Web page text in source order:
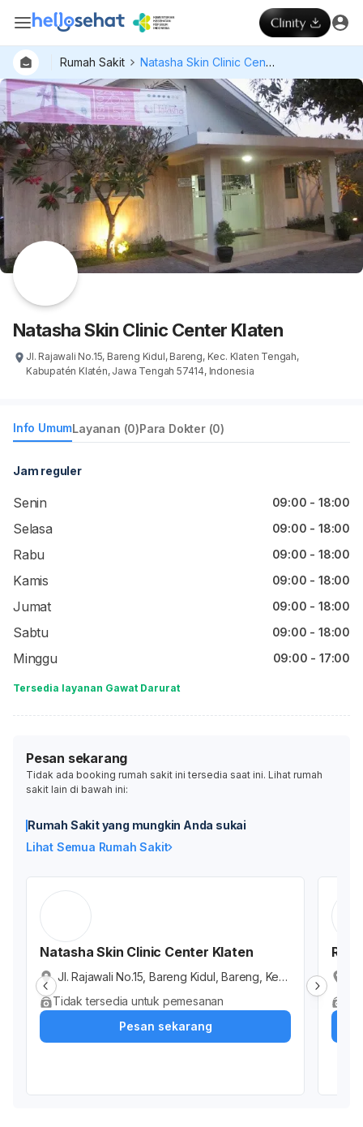
Rumah Sakit Natasha Skin Clinic Center Klaten
Natasha Skin Clinic Center Klaten
Jl. Rajawali No.15, Bareng Kidul, Bareng, Kec. Klaten Tengah,
Kabupatén Klatén, Jawa Tengah 57414, Indonesia
Info UmumLayanan (0)Para Dokter (0)
Jam reguler
Senin 09:00 - 18:00
Selasa 09:00 - 18:00
Rabu 09:00 - 18:00
Kamis 09:00 - 18:00
Jumat 09:00 - 18:00
Sabtu 09:00 - 18:00
Minggu 09:00 - 17:00
Tersedia layanan Gawat Darurat
Pesan sekarang
Tidak ada booking rumah sakit ini tersedia saat ini. Lihat rumah
sakit lain di bawah ini:
Rumah Sakit yang mungkin Anda sukai
Lihat Semua Rumah Sakit
Natasha Skin Clinic Center Klaten
Jl. Rajawali No.15, Bareng Kidul, Bareng, Kec.
Klaten Tengah, Kabupatén Klatén, Jawa Ten
gah 57414, Indonesia
Tidak tersedia untuk pemesanan
Pesan sekarang